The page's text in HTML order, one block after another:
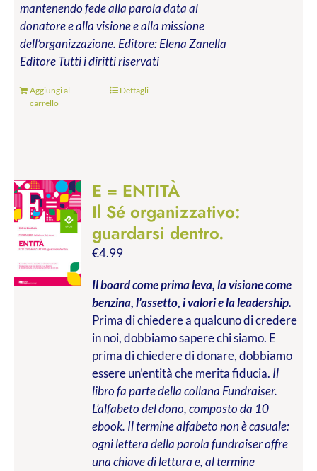
mantenendo fede alla parola data al
donatore e alla visione e alla missione
dell’organizzazione. Editore: Elena Zanella
EditoreTutti i diritti riservati
Aggiungi al
carrello
Dettagli
E = ENTITÀ
Il Sé organizzativo:
guardarsi dentro.
€4.99
Il board come prima leva, la visione come
benzina, l’assetto, i valori e la leadership.
Prima di chiedere a qualcuno di credere
in noi, dobbiamo sapere chi siamo. E
prima di chiedere di donare, dobbiamo
essere un’entità che merita fiducia. Il
libro fa parte della collana Fundraiser.
L’alfabeto del dono, composto da 10
ebook. Il termine alfabeto non è casuale:
ogni lettera della parola fundraiser offre
una chiave di lettura e, al termine